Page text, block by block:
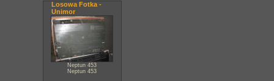
Losowa Fotka -
Unimor
Neptun 453
Neptun 453